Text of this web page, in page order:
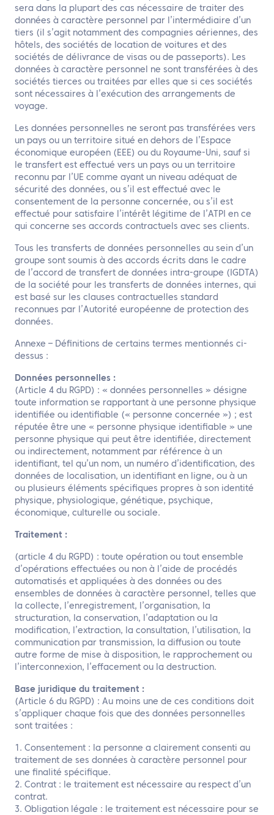
sera dans la plupart des cas nécessaire de traiter des
données à caractère personnel par l’intermédiaire d’un
tiers (il s’agit notamment des compagnies aériennes, des
hôtels, des sociétés de location de voitures et des
sociétés de délivrance de visas ou de passeports). Les
données à caractère personnel ne sont transférées à des
sociétés tierces ou traitées par elles que si ces sociétés
sont nécessaires à l’exécution des arrangements de
voyage.
Les données personnelles ne seront pas transférées vers
un pays ou un territoire situé en dehors de l’Espace
économique européen (EEE) ou du Royaume-Uni, sauf si
le transfert est effectué vers un pays ou un territoire
reconnu par l’UE comme ayant un niveau adéquat de
sécurité des données, ou s’il est effectué avec le
consentement de la personne concernée, ou s’il est
effectué pour satisfaire l’intérêt légitime de l’ATPI en ce
qui concerne ses accords contractuels avec ses clients.
Tous les transferts de données personnelles au sein d’un
groupe sont soumis à des accords écrits dans le cadre
de l’accord de transfert de données intra-groupe (IGDTA)
de la société pour les transferts de données internes, qui
est basé sur les clauses contractuelles standard
reconnues par l’Autorité européenne de protection des
données.
Annexe – Définitions de certains termes mentionnés ci-
dessus :
Données personnelles :
(Article 4 du RGPD) : « données personnelles » désigne
toute information se rapportant à une personne physique
identifiée ou identifiable (« personne concernée ») ; est
réputée être une « personne physique identifiable » une
personne physique qui peut être identifiée, directement
ou indirectement, notamment par référence à un
identifiant, tel qu’un nom, un numéro d’identification, des
données de localisation, un identifiant en ligne, ou à un
ou plusieurs éléments spécifiques propres à son identité
physique, physiologique, génétique, psychique,
économique, culturelle ou sociale.
Traitement :
(article 4 du RGPD) : toute opération ou tout ensemble
d’opérations effectuées ou non à l’aide de procédés
automatisés et appliquées à des données ou des
ensembles de données à caractère personnel, telles que
la collecte, l’enregistrement, l’organisation, la
structuration, la conservation, l’adaptation ou la
modification, l’extraction, la consultation, l’utilisation, la
communication par transmission, la diffusion ou toute
autre forme de mise à disposition, le rapprochement ou
l’interconnexion, l’effacement ou la destruction.
Base juridique du traitement :
(Article 6 du RGPD) : Au moins une de ces conditions doit
s’appliquer chaque fois que des données personnelles
sont traitées :
1. Consentement : la personne a clairement consenti au
traitement de ses données à caractère personnel pour
une finalité spécifique.
2. Contrat : le traitement est nécessaire au respect d’un
contrat.
3. Obligation légale : le traitement est nécessaire pour se